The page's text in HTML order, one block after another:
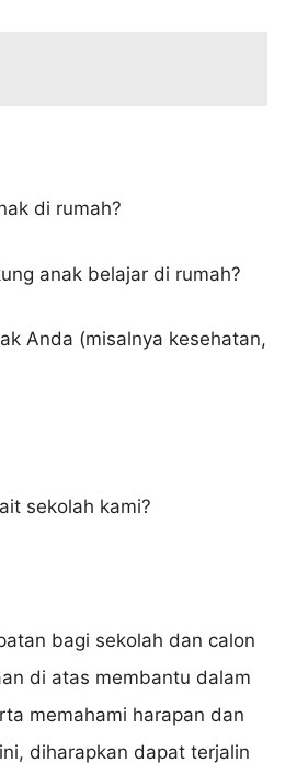
di rumah?
anak belajar di rumah?
Anda (misalnya kesehatan,
sekolah kami?
bagi sekolah dan calon
di atas membantu dalam
memahami harapan dan
diharapkan dapat terjalin